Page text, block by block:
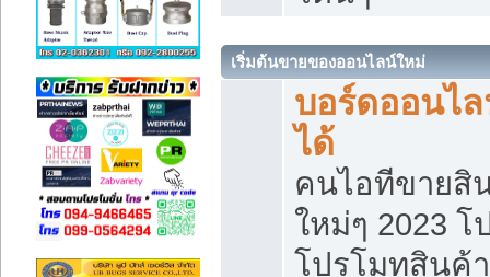
เริ่มต้นขายของออนไลน์ใหม่
บอร์ดออนไ
ได้
คนไอทีขายสิ
ใหม่ๆ 2023
โปรโมทสินค้